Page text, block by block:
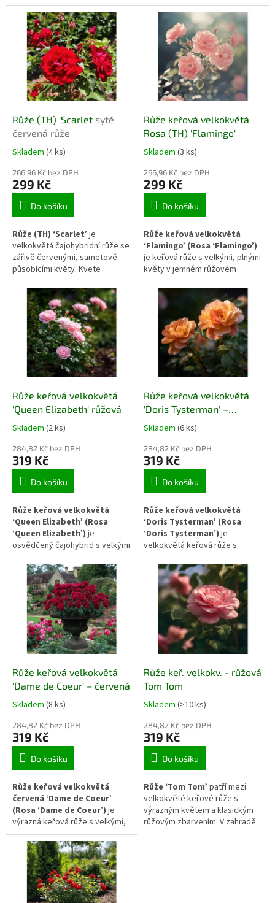
růstem, která přináší do
zahrady elegantní barvu a
výrazný tvar květu. Vykazuje
dobré kvetení během sezóny a
díky pevně stavěným stonkům
je vhodná i pro použití v řezu.
dekorativní prvek. Díky
kompaktnímu růstu a pevné
stavbě stonků se uplatní v
reprezentativních záhonech i
jako solitérní rostlina, která
dodává výsadbě živý teplý
odstín.
Růže (TH) 'Scarlet sytě
červená růže
Skladem (4 ks)
266,96 Kč bez DPH
299 Kč
Do košíku
Růže (TH) ‘Scarlet’ je
velkokvětá čajohybridní růže se
zářivě červenými, sametově
působícími květy. Kvete
opakovaně od začátku léta do
podzimu a vytváří vzpřímený,
kompaktní keř vhodný do
slunných záhonů i jako výrazný
solitér. Intenzivní barva květů
dodává výsadbě výrazný a
energický charakter.
Růže keřová velkokvětá
Rosa (TH) 'Flamingo'
Skladem (3 ks)
266,96 Kč bez DPH
299 Kč
Do košíku
Růže keřová velkokvětá
‘Flamingo’ (Rosa ‘Flamingo’)
je keřová růže s velkými, plnými
květy v jemném růžovém
odstínu. Kvete opakovaně od
pozdního jara až do podzimu a
doplňuje ji lehká, sladce ovocná
vůně. Díky kompaktnějšímu
růstu a nenáročnosti se dobře
uplatní v záhonech i menších
zahradách.
Růže keřová velkokvětá
'Queen Elizabeth' růžová
Skladem (2 ks)
284,82 Kč bez DPH
319 Kč
Do košíku
Růže keřová velkokvětá
‘Queen Elizabeth’ (Rosa
‘Queen Elizabeth’) je
osvědčený čajohybrid s velkými
plnými růžovými květy a jemnou
vůní. Kvete opakovaně od
června do října, květy se
rozvíjejí na koncích výhonů
jednotlivě i ve skupinách a barva
během kvetení nebledne. Keř
roste vzpřímeně a při správné
péči vytváří pevnou, zdravou
strukturu.
Růže keřová velkokvětá
'Doris Tysterman' –
oranžová
Skladem (6 ks)
284,82 Kč bez DPH
319 Kč
Do košíku
Růže keřová velkokvětá
‘Doris Tysterman’ (Rosa
‘Doris Tysterman’) je
velkokvětá keřová růže s
bohatými oranžovými až
meruňkovými květy a jemnou
vůní. Při dobré péči kvete
opakovaně od června až do
podzimu a vytváří vzpřímený,
středně vysoký keř. Hodí se
jako solitér i do růžových
záhonů a kombinovaných
okrasných rabat.
Růže keřová velkokvětá
'Dame de Coeur' – červená
Skladem (8 ks)
284,82 Kč bez DPH
319 Kč
Do košíku
Růže keřová velkokvětá
červená ‘Dame de Coeur’
(Rosa ‘Dame de Coeur’) je
výrazná keřová růže s velkými,
sametově červenými květy,
které se objevují opakovaně od
června až do podzimu. Díky
vzpřímenému růstu a syté barvě
květů působí velmi výrazně v
záhonech i jako solitérní keř.
Růže keř. velkokv. - růžová
Tom Tom
Skladem (>10 ks)
284,82 Kč bez DPH
319 Kč
Do košíku
Růže ‘Tom Tom’ patří mezi
velkokvěté keřové růže s
výrazným květem a klasickým
růžovým zbarvením. V zahradě